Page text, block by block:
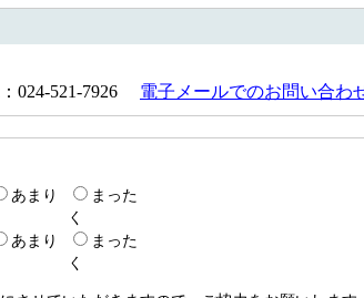
024-521-7926 電子メールでのお問い合わ
あまり
まった
く
あまり
まった
く